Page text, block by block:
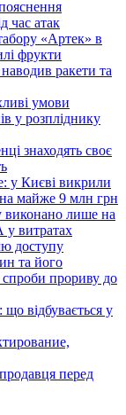
час атак
«Артек» в
фрукти
ракети та
умови
у розпліднику
знаходять своє
у Києві викрили
майже 9 млн грн
виконано лише на
витратах
доступу
та його
спроби прориву до
що відбувається у
перед